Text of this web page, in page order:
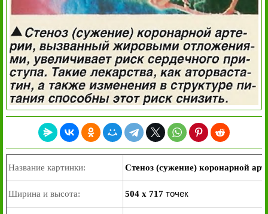
Название картинки: Стеноз (сужение) коронарной
Ширина и высота: 504 x 717 точек